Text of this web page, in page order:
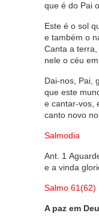
que é do Pai
Este é o sol
e também o
Canta a terra,
nele o céu
Dai-nos, Pai,
que este
e cantar-vos,
canto novo
Salmodia
Ant. 1
e a vinda
Salmo 61(62)
A paz em